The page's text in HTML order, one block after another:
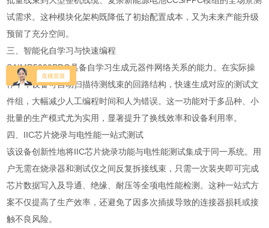
试需求。这种模块化架构既降低了初始配置成本，又为未来产能升级
预留了充分空间。
三、智能化自学习与快速编程
SAIMR5000PRO具备自学习生成元器件网络关系的能力。在实际操
作中，设备可自动扫描待测线束的回路结构，快速生成对应的测试文
件组，大幅减少人工编程时间和人为错误。这一功能对于多品种、小
批量的生产模式尤为实用，显著提升了换线效率和设备利用率。
四、IIC芯片烧录与电性能一站式测试
该设备创新性地将IIC芯片烧录功能与电性能测试集成于同一系统。用
户无需在烧录器和测试仪之间反复拆接线束，只需一次装夹即可完成
芯片数据写入及导通、绝缘、耐压等全项电性能检测。这种一站式方
案不仅提高了生产效率，还避免了因多次插拔导致的连接器损耗或接
触不良风险。